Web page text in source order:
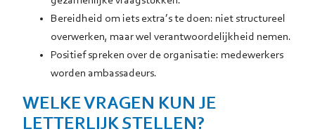
Bereidheid om iets extra’s te doen: niet structureel
overwerken, maar wel verantwoordelijkheid nemen.
Positief spreken over de organisatie: medewerkers
worden ambassadeurs.
WELKE VRAGEN KUN JE
LETTERLIJK STELLEN?